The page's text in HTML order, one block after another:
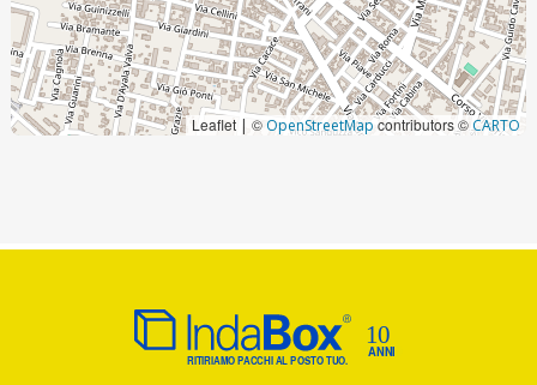
Leaflet | © OpenStreetMapcontributors ©CARTO